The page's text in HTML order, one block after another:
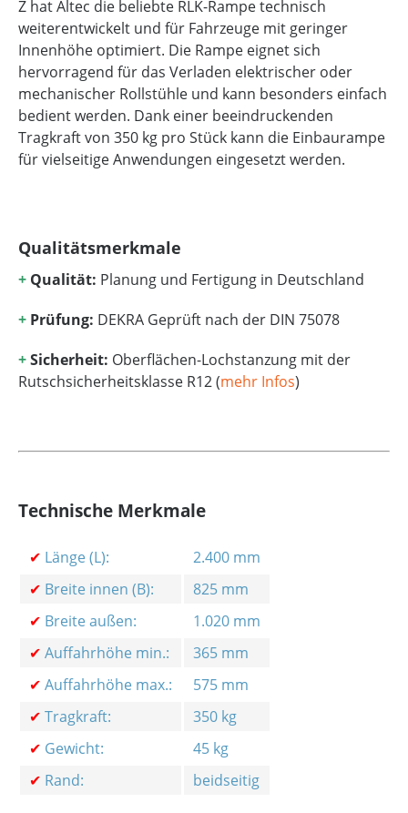
Z hat Altec die beliebte RLK-Rampe technisch
weiterentwickelt und für Fahrzeuge mit geringer
Innenhöhe optimiert. Die Rampe eignet sich
hervorragend für das Verladen elektrischer oder
mechanischer Rollstühle und kann besonders einfach
bedient werden. Dank einer beeindruckenden
Tragkraft von 350 kg pro Stück kann die Einbaurampe
für vielseitige Anwendungen eingesetzt werden.
Qualitätsmerkmale
+ Qualität: Planung und Fertigung in Deutschland
+ Prüfung: DEKRA Geprüft nach der DIN 75078
+Sicherheit: Oberflächen-Lochstanzung mit der
Rutschsicherheitsklasse R12 (mehr Infos)
Technische Merkmale
✔ Länge (L):
2.400 mm
✔ Breite innen (B):
825 mm
✔ Breite außen:
1.020 mm
✔ Auffahrhöhe min.:
365 mm
✔ Auffahrhöhe max.:
575 mm
✔ Tragkraft:
350 kg
✔ Gewicht:
45 kg
✔ Rand: beidseitig